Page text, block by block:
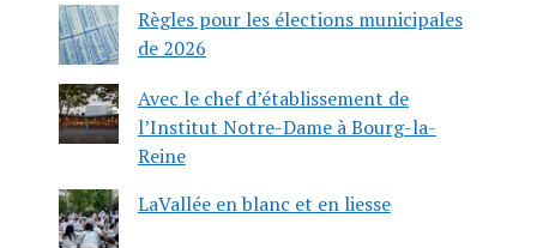
Règles pour les élections municipales
de 2026
Avec le chef d’établissement de
l’Institut Notre-Dame à Bourg-la-
Reine
LaVallée en blanc et en liesse